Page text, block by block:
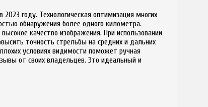
году. Технологическая оптимизация многих
обнаружения более одного километра.
качество изображения. При использовании
точность стрельбы на средних и дальних
условиях видимости поможет ручная
от своих владельцев. Это идеальный и